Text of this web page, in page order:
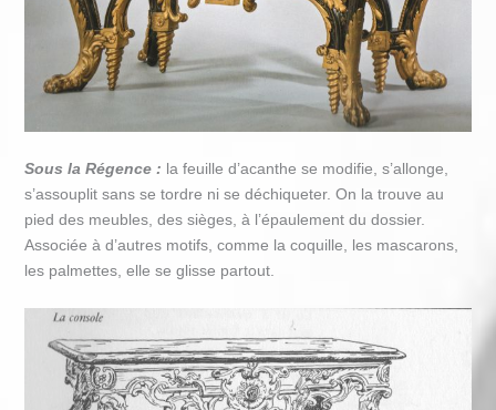
Sous la Régence : la feuille d’acanthe se modifie, s’allonge,
s’assouplit sans se tordre ni se déchiqueter. On la trouve au
pied des meubles, des sièges, à l’épaulement du dossier.
Associée à d’autres motifs, comme la coquille, les mascarons,
les palmettes, elle se glisse partout.